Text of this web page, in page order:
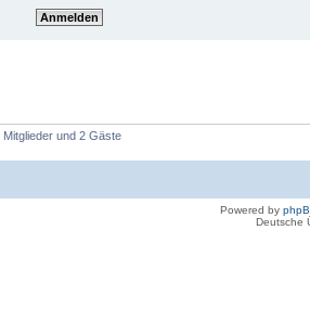
und 2 Gäste
Powered by
Deutsche